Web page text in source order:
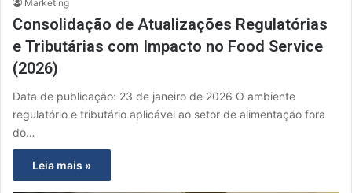
Marketing
Consolidação de Atualizações Regulatórias
e Tributárias com Impacto no Food Service
(2026)
Data de publicação: 23 de janeiro de 2026 O ambiente
regulatório e tributário aplicável ao setor de alimentação fora
do…
Leia mais »